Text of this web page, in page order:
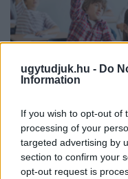
ugytudjuk.hu - Do
Information
If you wish to opt-out of
processing of your
targeted advertising by
section to confirm your
opt-out request is
KÉT RÉSZLETBEN
ISKOLAKEZDÉSI
IGÉNYELNI